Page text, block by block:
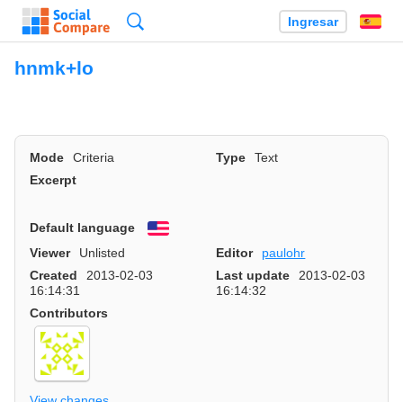
Ingresar
hnmk+lo
Mode Criteria Type
Text
Excerpt
Default language
English
Viewer
Unlisted Editor
paulohr
Created
2013-02-03
16:14:31
Last update
2013-02-03
16:14:32
Contributors